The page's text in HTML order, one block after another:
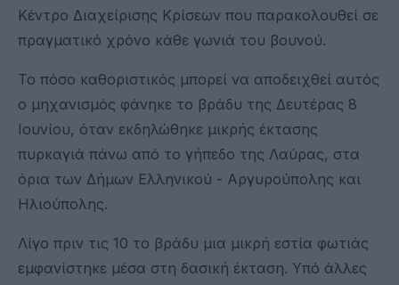
Κέντρο Διαχείρισης Κρίσεων που παρακολουθεί σε
πραγματικό χρόνο κάθε γωνιά του βουνού.
Το πόσο καθοριστικός μπορεί να αποδειχθεί αυτός
ο μηχανισμός φάνηκε το βράδυ της Δευτέρας 8
Ιουνίου, όταν εκδηλώθηκε μικρής έκτασης
πυρκαγιά πάνω από το γήπεδο της Λαύρας, στα
όρια των Δήμων Ελληνικού - Αργυρούπολης και
Ηλιούπολης.
Λίγο πριν τις 10 το βράδυ μια μικρή εστία φωτιάς
εμφανίστηκε μέσα στη δασική έκταση. Υπό άλλες